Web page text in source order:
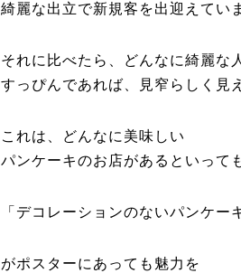
綺麗な出立で新規客を出迎えてい
それに比べたら、どんなに綺麗な
すっぴんであれば、見窄らしく見
これは、どんなに美味しい
パンケーキのお店があるといって
「デコレーションのないパンケー
がポスターにあっても魅力を